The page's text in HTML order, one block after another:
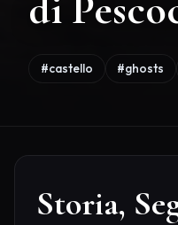
#castello #ghosts
Storia,